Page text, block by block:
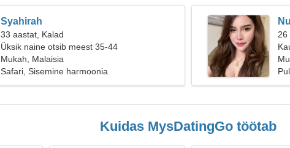
Syahirah
33 aastat, Kalad
Üksik naine otsib meest 35-44
Mukah, Malaisia
Safari, Sisemine harmoonia
26
Kuidas MysDatingGo töötab